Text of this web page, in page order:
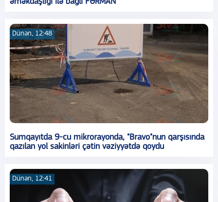
Dünən, 12:48
Sumqayıtda 9-cu mikrorayonda, "Bravo"nun qarşısında
qazılan yol sakinləri çətin vəziyyətdə qoydu
Dünən, 12:41